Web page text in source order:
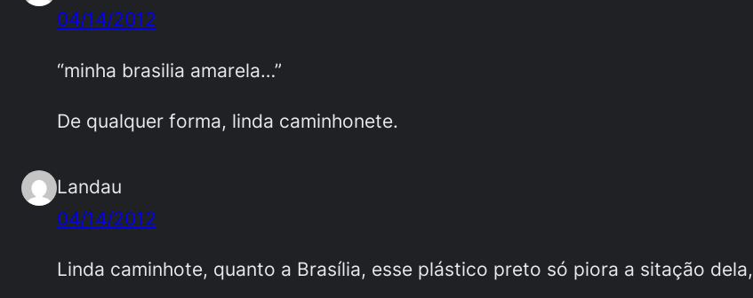
04/14/2012
“minha brasilia amarela…”
De qualquer forma, linda caminhonete.
Landau
04/14/2012
Linda caminhote, quanto a Brasília, esse plástico preto só piora a sitação